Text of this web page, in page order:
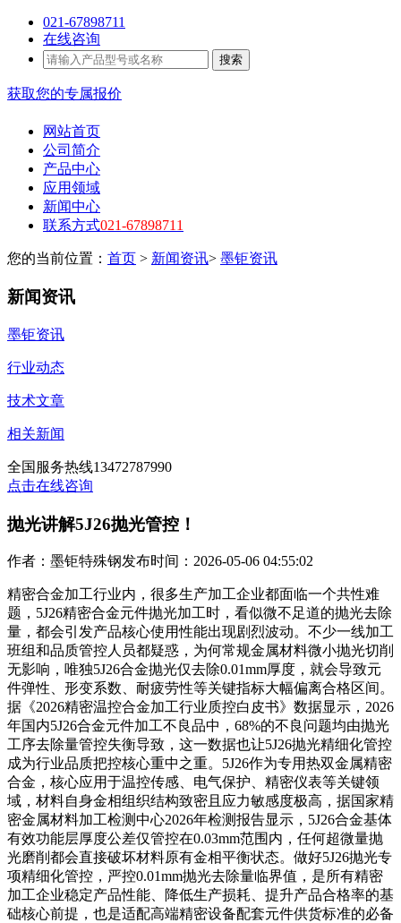
021-67898711
在线咨询
搜索
获取您的专属报价
网站首页
公司简介
产品中心
应用领域
新闻中心
联系方式021-67898711
您的当前位置： 首页 > 新闻资讯> 墨钜资讯
新闻资讯
墨钜资讯
行业动态
技术文章
相关新闻
全国服务热线13472787990
点击在线咨询
抛光讲解5J26抛光管控！
作者：墨钜特殊钢发布时间：2026-05-06 04:55:02
精密合金加工行业内，很多生产加工企业都面临一个共性难
题，5J26精密合金元件抛光加工时，看似微不足道的抛光去除
量，都会引发产品核心使用性能出现剧烈波动。不少一线加工
班组和品质管控人员都疑惑，为何常规金属材料微小抛光切削
无影响，唯独5J26合金抛光仅去除0.01mm厚度，就会导致元
件弹性、形变系数、耐疲劳性等关键指标大幅偏离合格区间。
据《2026精密温控合金加工行业质控白皮书》数据显示，2026
年国内5J26合金元件加工不良品中，68%的不良问题均由抛光
工序去除量管控失衡导致，这一数据也让5J26抛光精细化管控
成为行业品质把控核心重中之重。5J26作为专用热双金属精密
合金，核心应用于温控传感、电气保护、精密仪表等关键领
域，材料自身金相组织结构致密且应力敏感度极高，据国家精
密金属材料加工检测中心2026年检测报告显示，5J26合金基体
有效功能层厚度公差仅管控在0.03mm范围内，任何超微量抛
光磨削都会直接破坏材料原有金相平衡状态。做好5J26抛光专
项精细化管控，严控0.01mm抛光去除量临界值，是所有精密
加工企业稳定产品性能、降低生产损耗、提升产品合格率的基
础核心前提，也是适配高端精密设备配套元件供货标准的必备